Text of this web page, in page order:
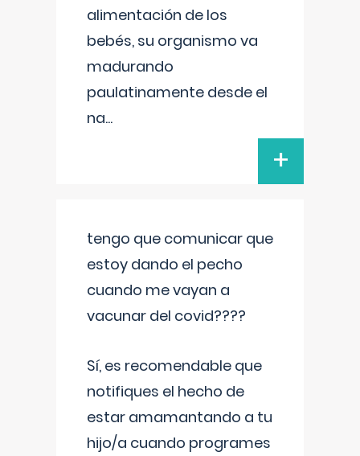
alimentación de los
bebés, su organismo va
madurando
paulatinamente desde el
na...
+
tengo que comunicar que
estoy dando el pecho
cuando me vayan a
vacunar del covid????
Sí, es recomendable que
notifiques el hecho de
estar amamantando a tu
hijo/a cuando programes